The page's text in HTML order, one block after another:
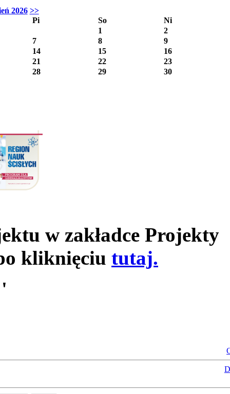
2026 >>
Pi
So
Ni
1
2
7
8
9
14
15
16
21
22
23
28
29 30
w zakładce Projekty
kliknięciu tutaj.
'